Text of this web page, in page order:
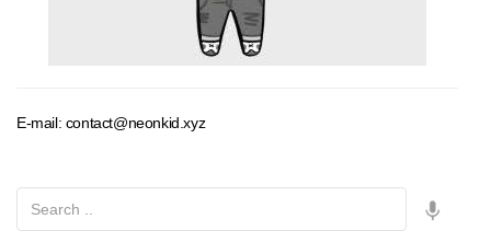
E-mail: contact@neonkid.xyz